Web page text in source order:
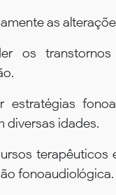
as
os
estratégias
diversas idades.
fonoaudiológica.